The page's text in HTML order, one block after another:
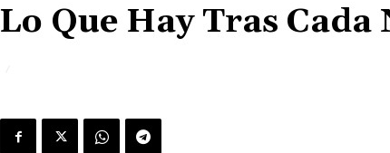
Lo Que Hay Tras